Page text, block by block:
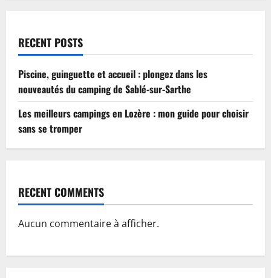
RECENT POSTS
Piscine, guinguette et accueil : plongez dans les
nouveautés du camping de Sablé-sur-Sarthe
Les meilleurs campings en Lozère : mon guide pour choisir
sans se tromper
RECENT COMMENTS
Aucun commentaire à afficher.